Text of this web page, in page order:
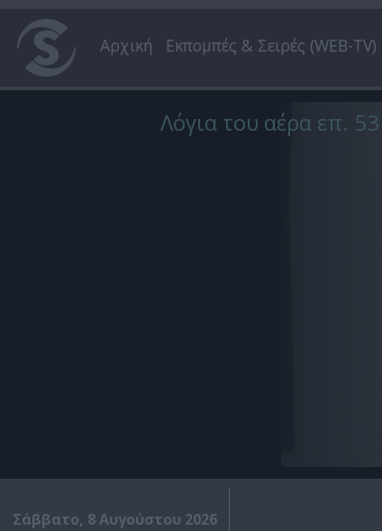
Αρχική Εκπομπές & Σειρές (WEB-TV)
Λόγια του αέρα επ. 53
Σάββατο, 8 Αυγούστου 2026